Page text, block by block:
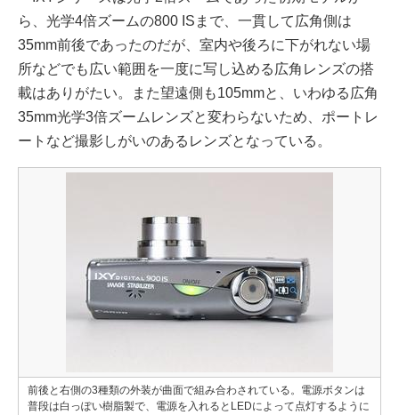
ら、光学4倍ズームの800 ISまで、一貫して広角側は
35mm前後であったのだが、室内や後ろに下がれない場
所などでも広い範囲を一度に写し込める広角レンズの搭
載はありがたい。また望遠側も105mmと、いわゆる広角
35mm光学3倍ズームレンズと変わらないため、ポートレ
ートなど撮影しがいのあるレンズとなっている。
前後と右側の3種類の外装が曲面で組み合わされている。電源ボタンは
普段は白っぽい樹脂製で、電源を入れるとLEDによって点灯するように